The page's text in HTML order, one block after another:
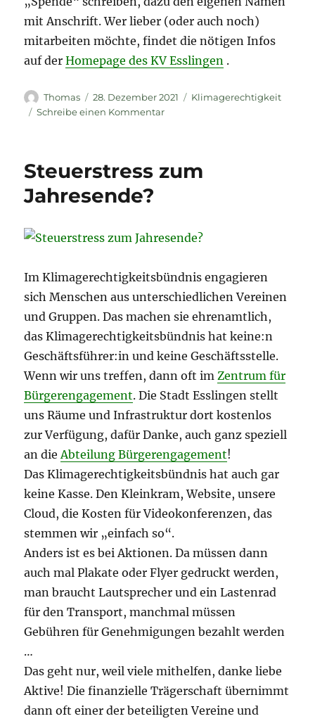
mit Anschrift. Wer lieber (oder auch noch)
mitarbeiten möchte, findet die nötigen Infos
auf derHomepage des KV Esslingen .
Autor
Thomas
Veröffentlicht
am
28. Dezember 2021 Kategorien
Klimagerechtigkeit
Schreibe einen Kommentarzu
Steuerstress zum
Jahresende?
Im Klimagerechtigkeitsbündnis engagieren
sich Menschen aus unterschiedlichen Vereinen
und Gruppen. Das machen sie ehrenamtlich,
das Klimagerechtigkeitsbündnis hat keine:n
Geschäftsführer:in und keine Geschäftsstelle.
Wenn wir uns treffen, dann oft imZentrum für
Bürgerengagement. Die Stadt Esslingen stellt
uns Räume und Infrastruktur dort kostenlos
zur Verfügung, dafür Danke, auch ganz speziell
an dieAbteilung Bürgerengagement!
Das Klimagerechtigkeitsbündnis hat auch gar
keine Kasse. Den Kleinkram, Website, unsere
Cloud, die Kosten für Videokonferenzen, das
stemmen wir „einfach so“.
Anders ist es bei Aktionen. Da müssen dann
auch mal Plakate oder Flyer gedruckt werden,
man braucht Lautsprecher und ein Lastenrad
für den Transport, manchmal müssen
Gebühren für Genehmigungen bezahlt werden
…
Das geht nur, weil viele mithelfen, danke liebe
Aktive! Die finanzielle Trägerschaft übernimmt
dann oft einer der beteiligten Vereine und